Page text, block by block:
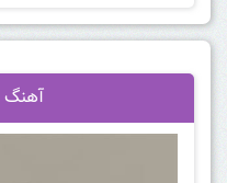
آهنگ